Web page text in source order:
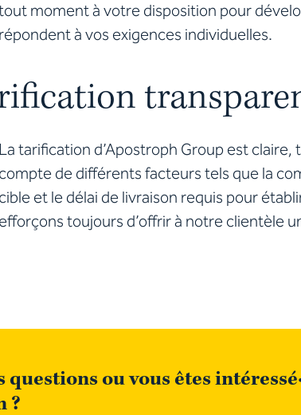
moment à votre disposition pour
répondent à vos exigences individuelles.
La tarification d’Apostroph Group est
compte de différents facteurs tels que la
cible et le délai de livraison requis pour
efforçons toujours d’offrir à notre clientèle
questions ou vous êtes
?